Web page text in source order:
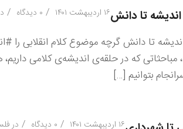
اندیشه تا دانش۱۶ اردیبهشت ۱۴۰۱ / ۰ دیدگاه /
تا دانش گرچه موضوع کلام انقلابی را
که در حلقه‌ی اندیشه‌ی کلامی
بتوانیم […]
۱۶ اردیبهشت ۱۴۰۱ / ۰ دیدگاه / در